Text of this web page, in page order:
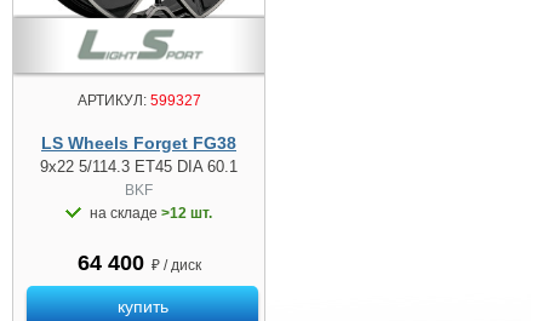
АРТИКУЛ:599327
LS Wheels Forget FG38
9x22 5/114.3 ET45 DIA 60.1
BKF
на складе >12 шт.
64 400 ₽ / диск
купить